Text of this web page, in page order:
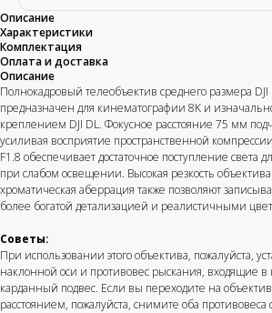
Описание
Характеристики
Комплектация
Оплата и доставка
Описание
Полнокадровый телеобъектив среднего размера
предназначен для кинематографии 8K и
креплением DJI DL. Фокусное расстояние 75 мм
усиливая восприятие пространственной
F1.8 обеспечивает достаточное поступление света
при слабом освещении. Высокая резкость
хроматическая аберрация также позволяют
более богатой детализацией и реалистичными
Советы:
При использовании этого объектива, пожалуйста,
наклонной оси и противовес рыскания, входящие в
карданный подвес. Если вы переходите на
расстоянием, пожалуйста, снимите оба противовеса